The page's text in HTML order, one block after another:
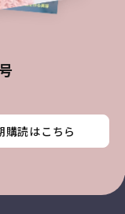
購読はこちら
購読はこちら
購読はこちら
購読はこちら